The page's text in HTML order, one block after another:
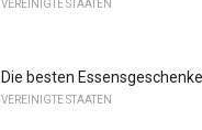
VEREINIGTE STAATEN
Die besten
VEREINIGTE STAATEN